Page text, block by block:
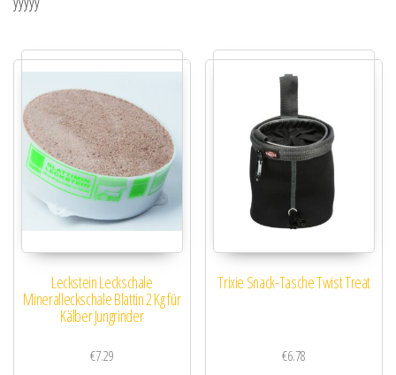
Leckstein Leckschale
Mineralleckschale Blattin 2 Kg für
Kälber Jungrinder
€7.29
Trixie Snack-Tasche Twist Treat
€6.78